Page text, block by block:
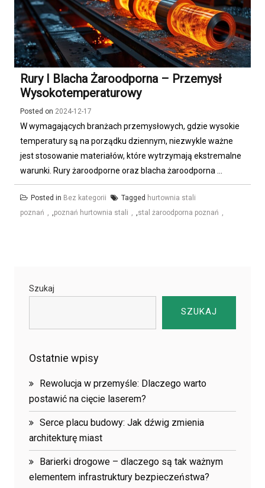
Rury I Blacha Żaroodporna – Przemysł
Wysokotemperaturowy
Posted on 2024-12-17
W wymagających branżach przemysłowych, gdzie wysokie
temperatury są na porządku dziennym, niezwykle ważne
jest stosowanie materiałów, które wytrzymają ekstremalne
warunki. Rury żaroodporne oraz blacha żaroodporna ...
Posted in Bez kategorii Tagged hurtownia stali
poznań
,poznań hurtownia stali ,stal żaroodporna poznań
Szukaj
SZUKAJ
Ostatnie wpisy
Rewolucja w przemyśle: Dlaczego warto
postawić na cięcie laserem?
Serce placu budowy: Jak dźwig zmienia
architekturę miast
Barierki drogowe – dlaczego są tak ważnym
elementem infrastruktury bezpieczeństwa?